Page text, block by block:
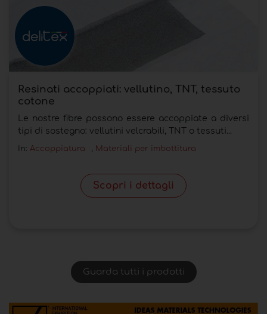
Resinati accoppiati: vellutino, TNT, tessuto
cotone
Le nostre fibre possono essere accoppiate a diversi
tipi di sostegno: vellutini velcrabili, TNT o tessuti...
In: Accoppiatura , Materiali per imbottitura
Scopri i dettagli
Guarda tutti i prodotti